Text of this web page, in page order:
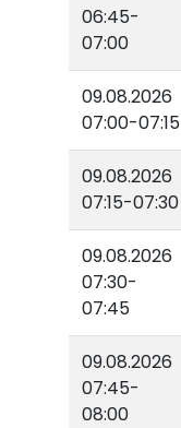
06:45-
07:00
09.08.2026
07:00-07:15
09.08.2026
07:15-07:30
09.08.2026
07:30-
07:45
09.08.2026
07:45-
08:00